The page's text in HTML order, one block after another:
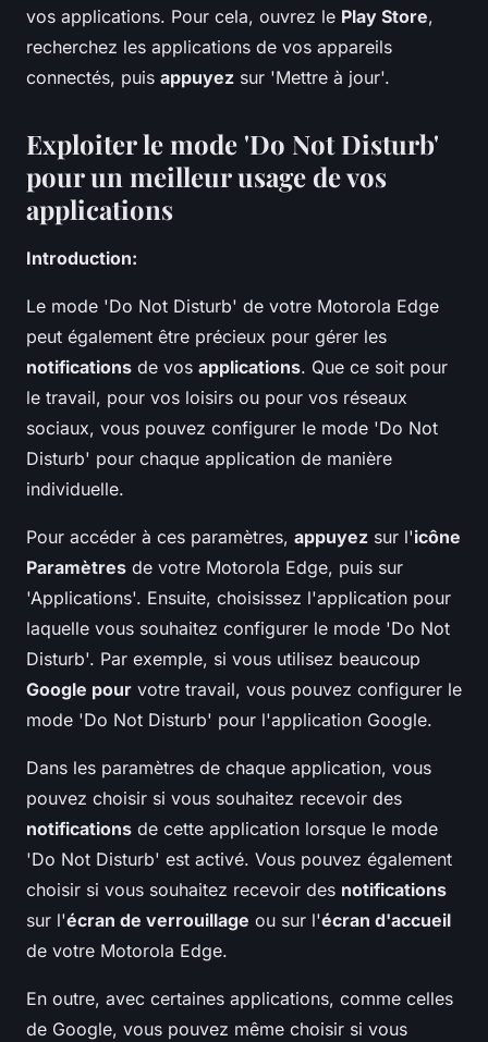
vos applications. Pour cela, ouvrez le Play Store,
recherchez les applications de vos appareils
connectés, puis appuyez sur 'Mettre à jour'.
Exploiter le mode 'Do Not Disturb'
pour un meilleur usage de vos
applications
Introduction:
Le mode 'Do Not Disturb' de votre Motorola Edge
peut également être précieux pour gérer les
notifications de vos applications. Que ce soit pour
le travail, pour vos loisirs ou pour vos réseaux
sociaux, vous pouvez configurer le mode 'Do Not
Disturb' pour chaque application de manière
individuelle.
Pour accéder à ces paramètres, appuyez sur l'icône
Paramètres de votre Motorola Edge, puis sur
'Applications'. Ensuite, choisissez l'application pour
laquelle vous souhaitez configurer le mode 'Do Not
Disturb'. Par exemple, si vous utilisez beaucoup
Google pour votre travail, vous pouvez configurer le
mode 'Do Not Disturb' pour l'application Google.
Dans les paramètres de chaque application, vous
pouvez choisir si vous souhaitez recevoir des
notifications de cette application lorsque le mode
'Do Not Disturb' est activé. Vous pouvez également
choisir si vous souhaitez recevoir des notifications
sur l'écran de verrouillage ou sur l'écran d'accueil
de votre Motorola Edge.
En outre, avec certaines applications, comme celles
de Google, vous pouvez même choisir si vous